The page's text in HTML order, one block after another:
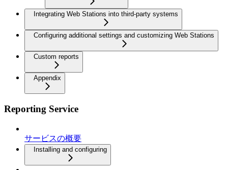
Integrating Web Stations into third-party systems
Configuring additional settings and customizing Web Stations
Custom reports
Appendix
Reporting Service
サービスの概要
Installing and configuring